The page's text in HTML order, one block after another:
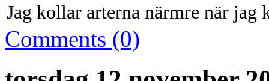
Jag kollar arterna närmre när jag
Comments (0)